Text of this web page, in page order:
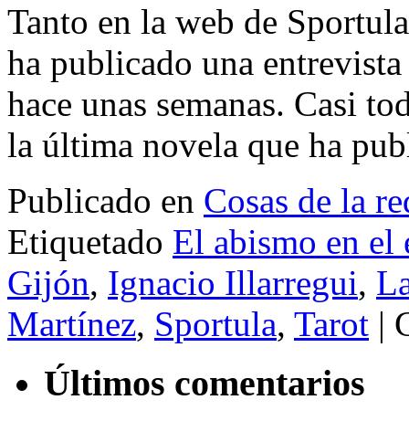
Tanto en la web de
ha publicado una
hace unas semanas. Casi
la última novela que ha
Publicado en Cosas de la
Etiquetado El abismo en el
Gijón, Ignacio Illarregui,
Martínez, Sportula, Tarot |
Últimos comentarios